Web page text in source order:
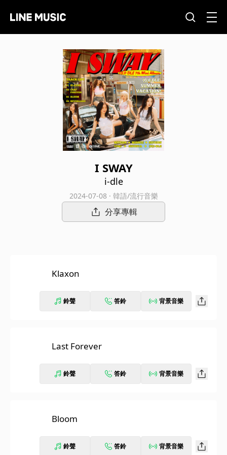
I SWAY
i-dle
2024-07-08 · 韓語/流行音樂
分享專輯
Klaxon
鈴聲 答鈴 背景音樂
Last Forever
鈴聲 答鈴 背景音樂
Bloom
鈴聲 答鈴 背景音樂